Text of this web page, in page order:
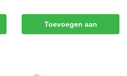
Toevoegen aan